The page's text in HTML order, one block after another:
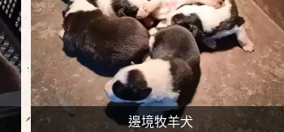
邊境牧羊犬